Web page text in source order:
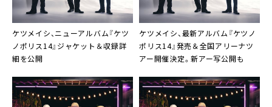
ケツメイシ、ニューアルバム『ケツ
ノポリス14』ジャケット＆収録詳
細を公開
ケツメイシ、最新アルバム『ケツノ
ポリス14』発売＆全国アリーナツ
アー開催決定。新アー写公開も